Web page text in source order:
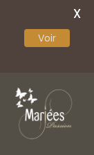
Voir
X